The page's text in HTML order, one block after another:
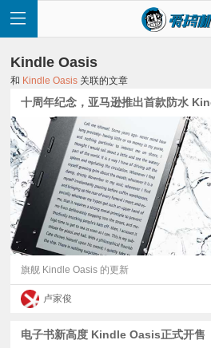
首
页
快
讯
评
Kindle Oasis
和 Kindle Oasis 关联的文章
十周年纪念，亚马逊推出首款防水
旗舰 Kindle Oasis 的更新
卢家俊
电子书新高度 Kindle Oasis正式开售